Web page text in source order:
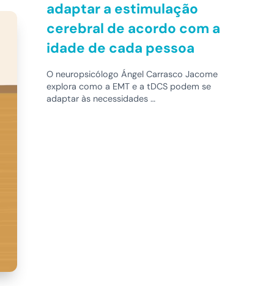
adaptar a estimulação
cerebral de acordo com a
idade de cada pessoa
O neuropsicólogo Ángel Carrasco Jacome
explora como a EMT e a tDCS podem se
adaptar às necessidades …